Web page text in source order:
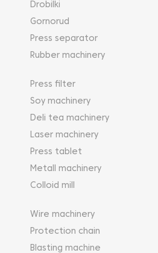
Drobilki
Gornorud
Press separator
Rubber machinery
Press filter
Soy machinery
Deli tea machinery
Laser machinery
Press tablet
Metall machinery
Colloid mill
Wire machinery
Protection chain
Blasting machine